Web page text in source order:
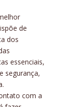
de
dos
essenciais,
segurança,
com a